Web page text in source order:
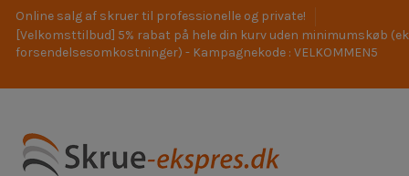
Online salg af skruer til professionelle og private!
[Velkomsttilbud] 5% rabat på hele din kurv uden minimumskøb
forsendelsesomkostninger) - Kampagnekode : VELKOMMEN5